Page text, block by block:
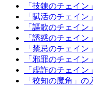
「技錬のチェイン」
「賦活のチェイン」
「謳歌のチェイン」
「誘惑のチェイン」
「禁忌のチェイン」
「邪罪のチェイン」
「虚詐のチェイン」
「狡知の魔角」の